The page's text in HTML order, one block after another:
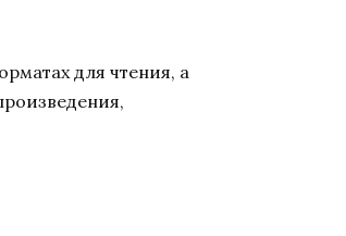
для чтения, а